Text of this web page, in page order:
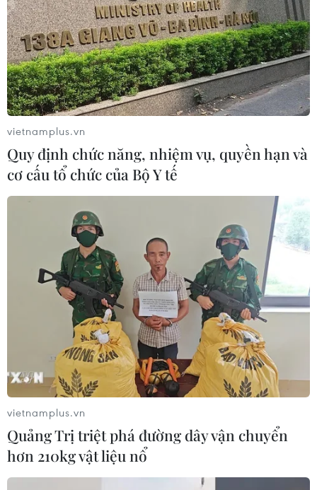
vietnamplus.vn
Quy định chức năng, nhiệm vụ, quyền hạn và
cơ cấu tổ chức của Bộ Y tế
vietnamplus.vn
Quảng Trị triệt phá đường dây vận chuyển
hơn 210kg vật liệu nổ